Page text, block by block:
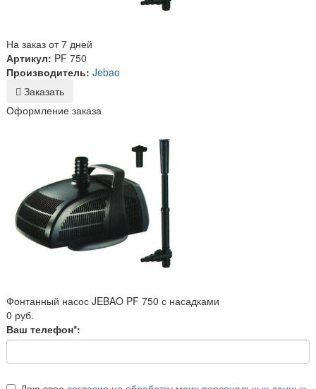
На заказ от 7 дней
Артикул: PF 750
Производитель: Jebao
Заказать
Оформление заказа
Фонтанный насос JEBAO PF 750 с насадками
0 руб.
Ваш телефон*: